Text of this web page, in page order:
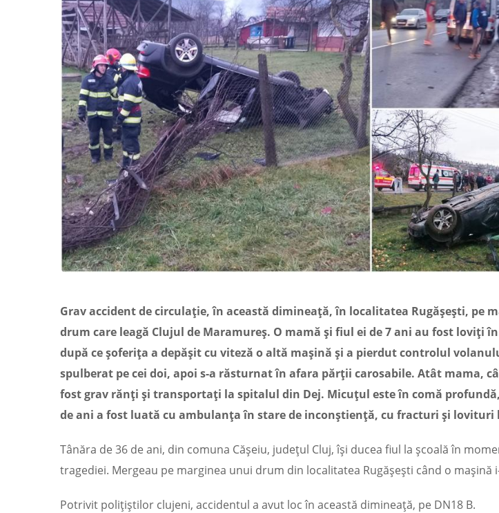
Grav accident de circulație, în această dimineață, în localitatea Rugășești, pe
drum care leagă Clujul de Maramureș. O mamă și fiul ei de 7 ani au fost loviți
după ce șoferița a depășit cu viteză o altă mașină și a pierdut controlul
spulberat pe cei doi, apoi s-a răsturnat în afara părții carosabile. Atât mama,
fost grav rănți și transportați la spitalul din Dej. Micuțul este în comă
de ani a fost luată cu ambulanța în stare de inconștiență, cu fracturi și lovituri
Tânăra de 36 de ani, din comuna Cășeiu, județul Cluj, își ducea fiul la școală în
tragediei. Mergeau pe marginea unui drum din localitatea Rugășești când o mașină
Potrivit polițiștilor clujeni, accidentul a avut loc în această dimineață, pe DN18 B.